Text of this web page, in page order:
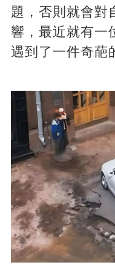
題，否則就會對
響，最近就有一
遇到了一件奇葩